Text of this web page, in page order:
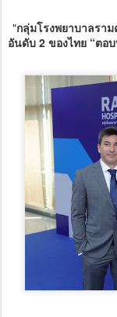
"กลุ่มโรงพยาบาลรา
อันดับ 2 ของไทย “ตอ